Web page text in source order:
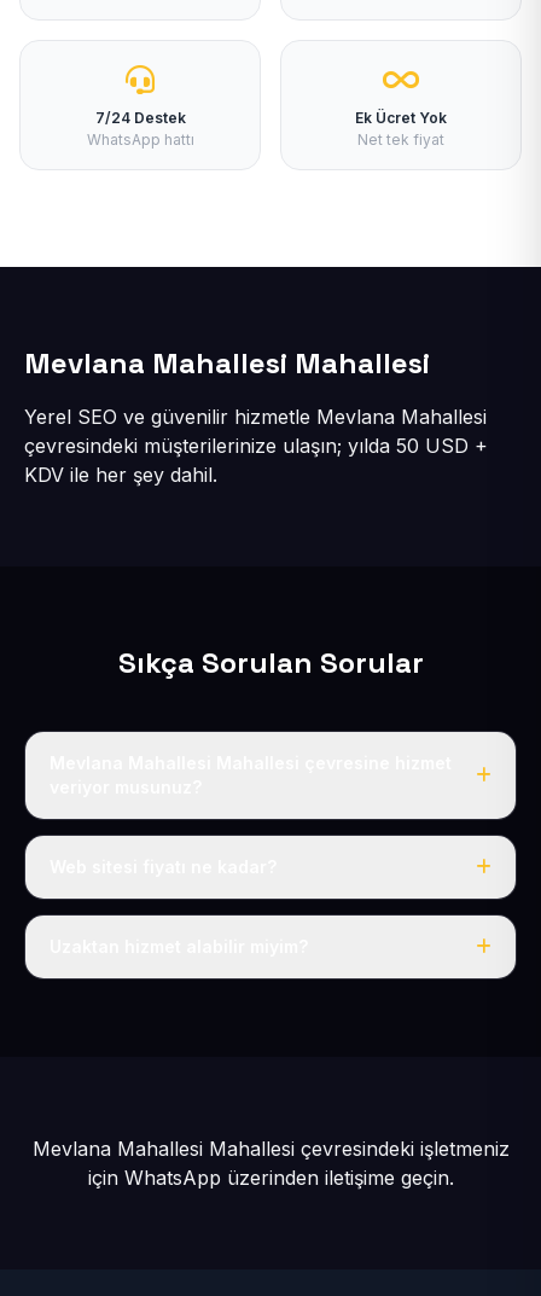
7/24 Destek
WhatsApp hattı
Ek Ücret Yok
Net tek fiyat
Mevlana Mahallesi Mahallesi
Yerel SEO ve güvenilir hizmetle Mevlana Mahallesi
çevresindeki müşterilerinize ulaşın; yılda 50 USD +
KDV ile her şey dahil.
Sıkça Sorulan Sorular
Evet, Mevlana Mahallesi dahil tüm Talas ve Talas
Tek fiyat: yılda 50 USD + KDV, her şey dahil.
Mevlana Mahallesi Mahallesi çevresindeki işletmeniz
için WhatsApp üzerinden iletişime geçin.